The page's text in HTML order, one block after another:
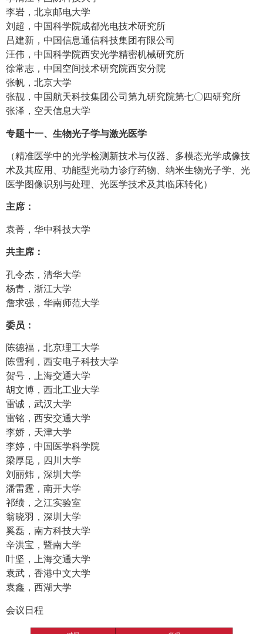
李岩，北京邮电大学
刘超，中国科学院成都光电技术研究所
吕建新，中国信息通信科技集团有限公司
汪伟，中国科学院西安光学精密机械研究所
徐常志，中国空间技术研究院西安分院
张帆，北京大学
张靓，中国航天科技集团公司第九研究院第七〇四研究所
张泽，空天信息大学
专题十一、生物光子学与激光医学
（精准医学中的光学检测新技术与仪器、多模态光学成像技
术及其应用、功能型光动力诊疗药物、纳米生物光子学、光
医学图像识别与处理、光医学技术及其临床转化）
主席：
袁菁，华中科技大学
共主席：
孔令杰，清华大学
杨青，浙江大学
詹求强，华南师范大学
委员：
陈德福，北京理工大学
陈雪利，西安电子科技大学
贺号，上海交通大学
胡文博，西北工业大学
雷诚，武汉大学
雷铭，西安交通大学
李娇，天津大学
李婷，中国医学科学院
梁厚昆，四川大学
刘丽炜，深圳大学
潘雷霆，南开大学
祁绩，之江实验室
翁晓羽，深圳大学
奚磊，南方科技大学
辛洪宝，暨南大学
叶坚，上海交通大学
袁武，香港中文大学
袁鑫，西湖大学
会议日程